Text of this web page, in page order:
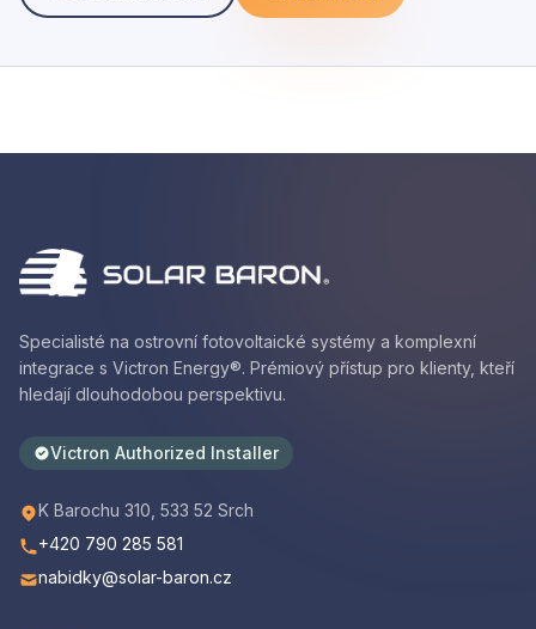
Specialisté na ostrovní fotovoltaické systémy a komplexní
integrace s Victron Energy®. Prémiový přístup pro klienty, kteří
hledají dlouhodobou perspektivu.
Victron Authorized Installer
K Barochu 310, 533 52 Srch
+420 790 285 581
nabidky@solar-baron.cz